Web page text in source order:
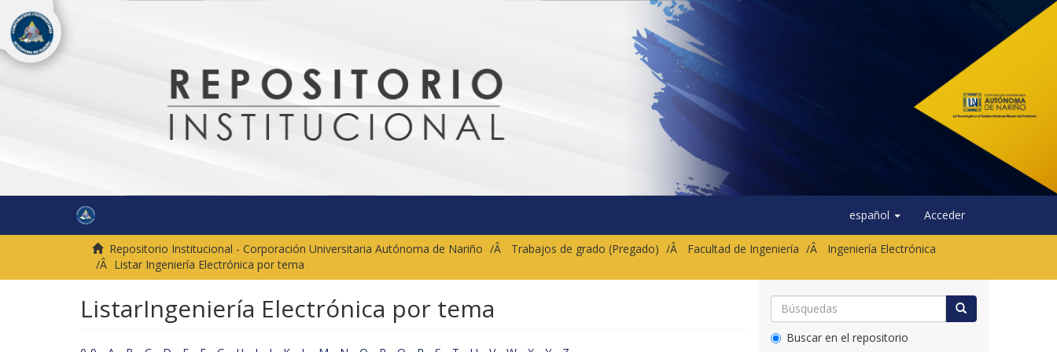
español Acceder
Repositorio Institucional - Corporación Universitaria Autónoma de Nariño Trabajos de grado (Pregado) Facultad de Ingeniería
Ingeniería Electrónica
Listar Ingeniería Electrónica por tema
ListarIngeniería Electrónica por tema
Buscar en el repositorio